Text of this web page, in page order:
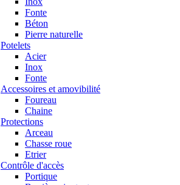
Fonte
Béton
Pierre naturelle
Potelets
Acier
Inox
Fonte
Accessoires et amovibilité
Foureau
Chaine
Protections
Arceau
Chasse roue
Etrier
Contrôle d'accès
Portique